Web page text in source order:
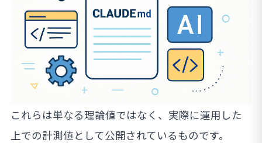
これらは単なる理論値ではなく、実際に運用した
上での計測値として公開されているものです。